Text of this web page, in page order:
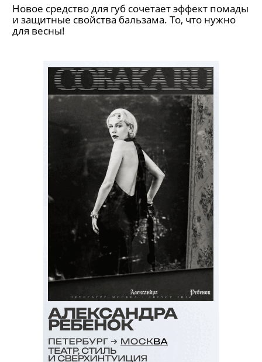
Новое средство для губ сочетает эффект помады
и защитные свойства бальзама. То, что нужно
для весны!